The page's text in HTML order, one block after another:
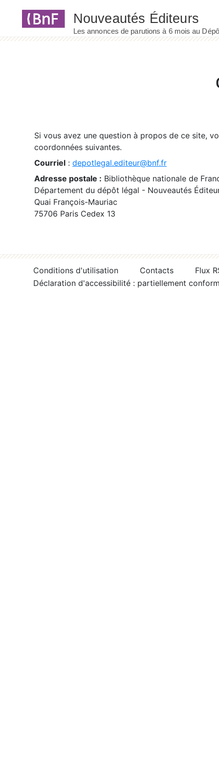
Si vous avez une question à propos de ce site,
coordonnées suivantes.
Courriel : depotlegal.editeur@bnf.fr
Adresse postale : Bibliothèque nationale de
Département du dépôt légal - Nouveautés
Quai François-Mauriac
75706 Paris Cedex 13
Conditions d'utilisation Contacts
Flux
Déclaration d'accessibilité : partiellement